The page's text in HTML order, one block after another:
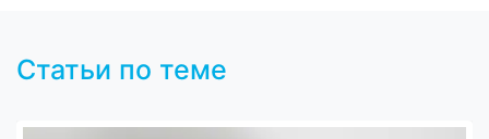
Статьи по теме